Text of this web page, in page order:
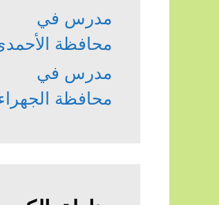
مدرس في
محافظة
مدرس في
محافظة